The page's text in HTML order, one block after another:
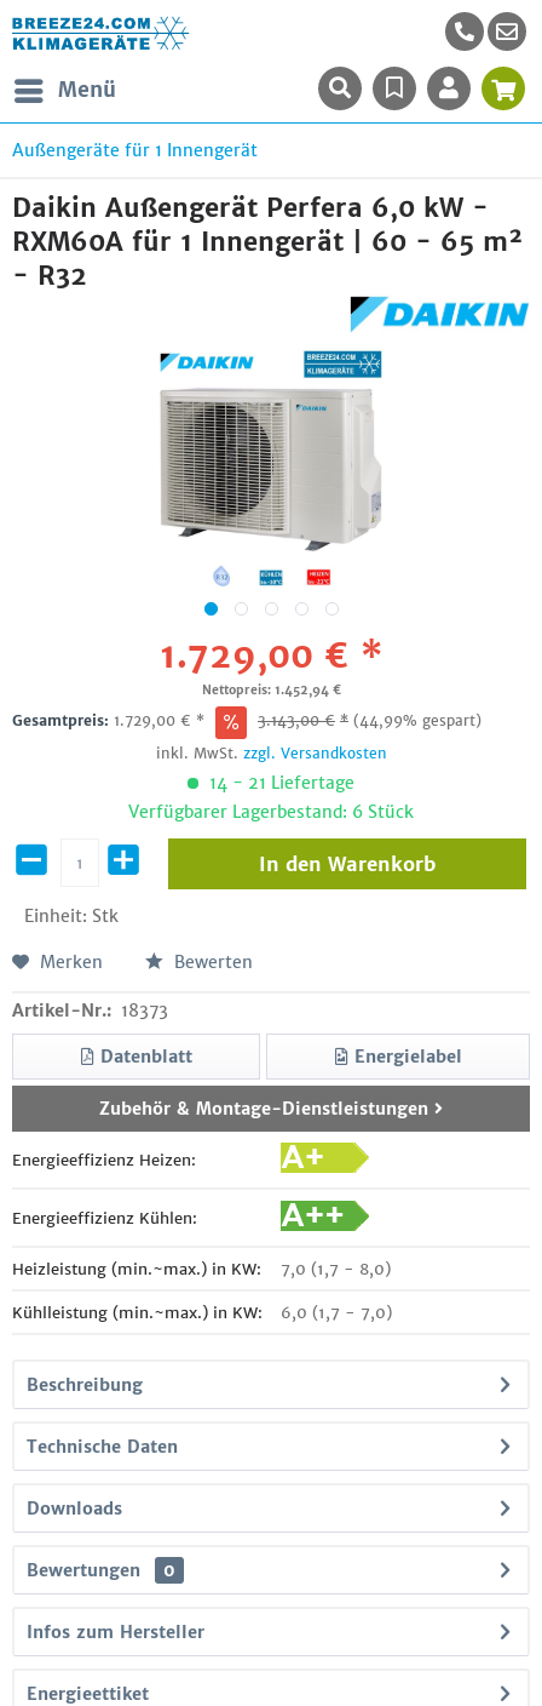
Menü
Außengeräte für 1 Innengerät
Daikin Außengerät Perfera 6,0 kW -
RXM60A für 1 Innengerät | 60 - 65 m²
- R32
1.729,00 € *
Nettopreis: 1.452,94 €
Gesamtpreis: 1.729,00 € * 3.143,00€ * (44,99% gespart)
inkl. MwSt. zzgl. Versandkosten
14 - 21 Liefertage
Verfügbarer Lagerbestand: 6 Stück
Einheit: Stk
In den Warenkorb
Merken Bewerten
Artikel-Nr.: 18373
Datenblatt Energielabel
Zubehör & Montage-Dienstleistungen
Energieeffizienz Heizen:
Energieeffizienz Kühlen:
Heizleistung (min.~max.) in KW: 7,0 (1,7 - 8,0)
Kühlleistung (min.~max.) in KW: 6,0 (1,7 - 7,0)
Beschreibung
Technische Daten
Downloads
Bewertungen 0
Infos zum Hersteller
Energieettiket